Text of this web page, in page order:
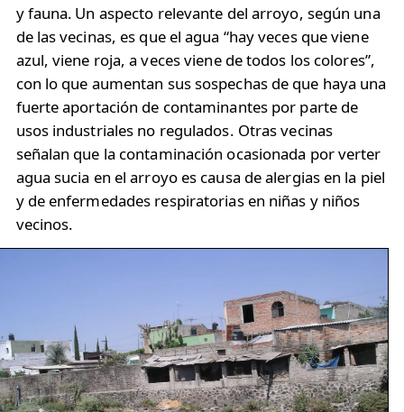
y fauna. Un aspecto relevante del arroyo, según una
de las vecinas, es que el agua “hay veces que viene
azul, viene roja, a veces viene de todos los colores”,
con lo que aumentan sus sospechas de que haya una
fuerte aportación de contaminantes por parte de
usos industriales no regulados. Otras vecinas
señalan que la contaminación ocasionada por verter
agua sucia en el arroyo es causa de alergias en la piel
y de enfermedades respiratorias en niñas y niños
vecinos.